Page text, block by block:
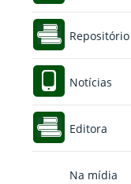
Repositório
Notícias
Editora
Na mídia